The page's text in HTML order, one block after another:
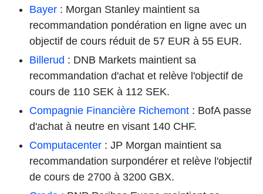
Bayer : Morgan Stanley maintient sa
recommandation pondération en ligne avec un
objectif de cours réduit de 57 EUR à 55 EUR.
Billerud : DNB Markets maintient sa
recommandation d'achat et relève l'objectif de
cours de 110 SEK à 112 SEK.
Compagnie Financière Richemont : BofA passe
d'achat à neutre en visant 140 CHF.
Computacenter : JP Morgan maintient sa
recommandation surpondérer et relève l'objectif
de cours de 2700 à 3200 GBX.